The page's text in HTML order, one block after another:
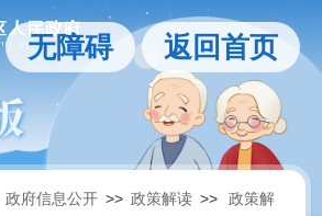
无障碍 返回首页
政府信息公开 >> 政策解读 >>
政策解